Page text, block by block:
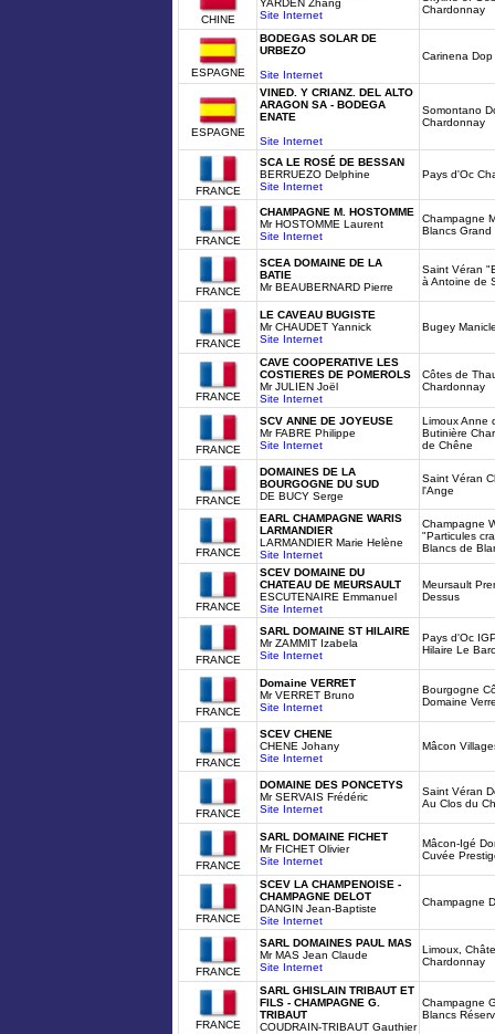
CHINE
YARDEN Zhang
Site Internet
Chardonnay
ESPAGNE
BODEGAS SOLAR DE
URBEZO
Site Internet
Carinena
ESPAGNE
VINED. Y CRIANZ. DEL ALTO
ARAGON SA - BODEGA
ENATE
Site Internet
Somontano
Chardonnay
FRANCE
SCA LE ROSÉ DE BESSAN
BERRUEZO Delphine
Site Internet
Pays d'Oc
FRANCE
CHAMPAGNE M. HOSTOMME
Mr HOSTOMME Laurent
Site Internet
Champagne
Blancs Grand
FRANCE
SCEA DOMAINE DE LA
BATIE
Mr BEAUBERNARD Pierre
Saint Véran
à Antoine de
FRANCE
LE CAVEAU BUGISTE
Mr CHAUDET Yannick
Site Internet
Bugey
FRANCE
CAVE COOPERATIVE LES
COSTIERES DE POMEROLS
Mr JULIEN Joël
Site Internet
Côtes de
Chardonnay
FRANCE
SCV ANNE DE JOYEUSE
Mr FABRE Philippe
Site Internet
Limoux Anne
Butinière
de Chêne
FRANCE
DOMAINES DE LA
BOURGOGNE DU SUD
DE BUCY Serge
Saint Véran
l'Ange
FRANCE
EARL CHAMPAGNE WARIS
LARMANDIER
LARMANDIER Marie Helène
Site Internet
Champagne
"Particules
Blancs de
FRANCE
SCEV DOMAINE DU
CHATEAU DE MEURSAULT
ESCUTENAIRE Emmanuel
Site Internet
Meursault
Dessus
FRANCE
SARL DOMAINE ST HILAIRE
Mr ZAMMIT Izabela
Site Internet
Pays d'Oc
Hilaire Le
FRANCE
Domaine VERRET
Mr VERRET Bruno
Site Internet
Bourgogne
Domaine
FRANCE
SCEV CHENE
CHENE Johany
Site Internet
Mâcon
FRANCE
DOMAINE DES PONCETYS
Mr SERVAIS Frédéric
Site Internet
Saint Véran
Au Clos du
FRANCE
SARL DOMAINE FICHET
Mr FICHET Olivier
Site Internet
Mâcon-Igé
Cuvée
FRANCE
SCEV LA CHAMPENOISE -
CHAMPAGNE DELOT
DANGIN Jean-Baptiste
Site Internet
Champagne
FRANCE
SARL DOMAINES PAUL MAS
Mr MAS Jean Claude
Site Internet
Limoux,
Chardonnay
FRANCE
SARL GHISLAIN TRIBAUT ET
FILS - CHAMPAGNE G.
TRIBAUT
COUDRAIN-TRIBAUT Gauthier
Champagne
Blancs